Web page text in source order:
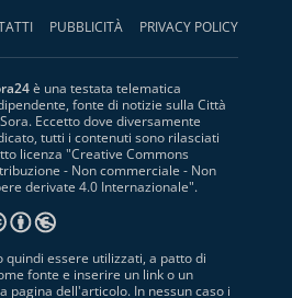
PUBBLICITÀ PRIVACY POLICY
è una testata telematica
fonte di notizie sulla Città
Eccetto dove diversamente
tutti i contenuti sono rilasciati
licenza "Creative Commons
- Non commerciale - Non
derivate 4.0 Internazionale".
quindi essere utilizzati, a patto di
fonte e inserire un link o un
pagina dell'articolo. In nessun caso i